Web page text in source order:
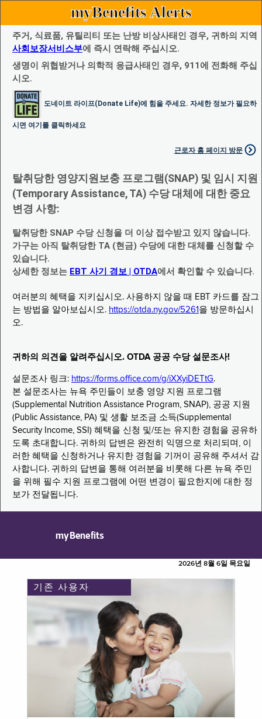
myBenefits Alerts
주거, 식료품, 유틸리티 또는 난방 비상사태인 경우, 귀하의 지역
사회보장서비스부에 즉시 연락해 주십시오.
생명이 위협받거나 의학적 응급사태인 경우, 911에 전화해 주십
시오.
도네이트 라이프(Donate Life)에 힘을 주세요. 자세한 정보가 필요하
시면 여기를 클릭하세요
근로자 홈 페이지 방문
탈취당한 영양지원보충 프로그램(SNAP) 및 임시 지원
(Temporary Assistance, TA) 수당 대체에 대한 중요
변경 사항:
탈취당한 SNAP 수당 신청을 더 이상 접수받고 있지 않습니다.
가구는 아직 탈취당한 TA (현금) 수당에 대한 대체를 신청할 수
있습니다.
상세한 정보는 EBT 사기 경보 | OTDA에서 확인할 수 있습니다.
여러분의 혜택을 지키십시오. 사용하지 않을 때 EBT 카드를 잠그
는 방법을 알아보십시오. https://otda.ny.gov/5261 을 방문하십시
오.
귀하의 의견을 알려주십시오. OTDA 공공 수당 설문조사!
설문조사 링크: https://forms.office.com/g/iXXyiDETtG.
본 설문조사는 뉴욕 주민들이 보충 영양 지원 프로그램
(Supplemental Nutrition Assistance Program, SNAP), 공공 지원
(Public Assistance, PA) 및 생활 보조금 소득(Supplemental
Security Income, SSI) 혜택을 신청 및/또는 유지한 경험을 공유하
도록 초대합니다. 귀하의 답변은 완전히 익명으로 처리되며, 이
러한 혜택을 신청하거나 유지한 경험을 기꺼이 공유해 주셔서 감
사합니다. 귀하의 답변을 통해 여러분을 비롯해 다른 뉴욕 주민
을 위해 필수 지원 프로그램에 어떤 변경이 필요한지에 대한 정
보가 전달됩니다.
myBenefits
2026년 8월 6일 목요일
기존 사용자